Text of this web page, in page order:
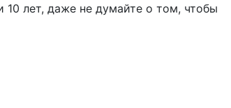
лет, даже не думайте о том, чтобы